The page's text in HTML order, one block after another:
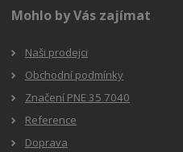
Mohlo by Vás zajímat
Naši prodejci
Obchodní podmínky
Značení PNE 35 7040
Reference
Doprava